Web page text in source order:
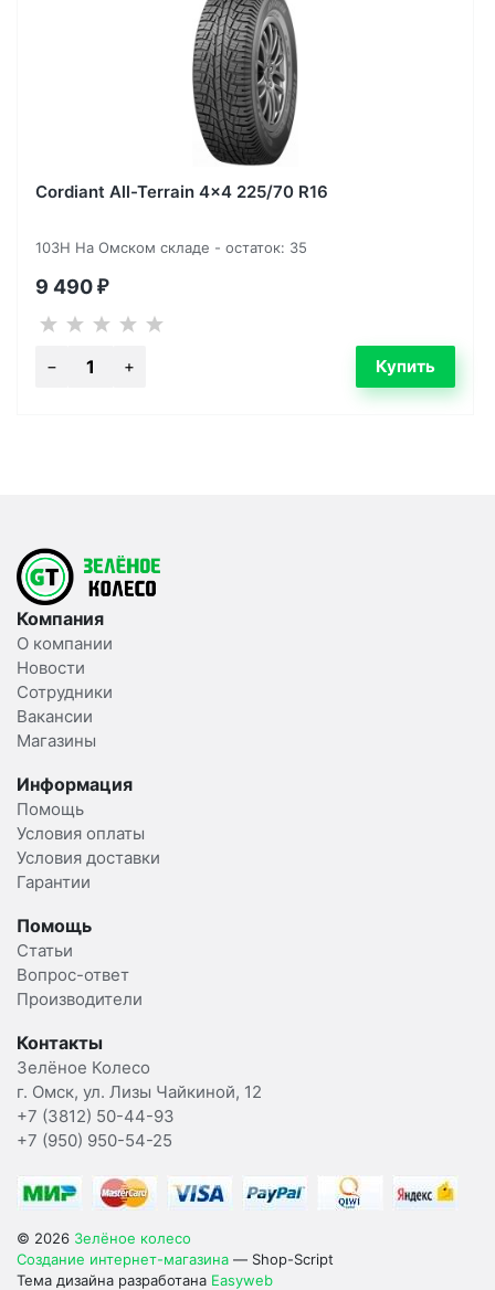
Cordiant All-Terrain 4x4 225/70 R16
103H На Омском складе - остаток: 35
9 490 ₽
Компания
О компании
Новости
Сотрудники
Вакансии
Магазины
Информация
Помощь
Условия оплаты
Условия доставки
Гарантии
Помощь
Статьи
Вопрос-ответ
Производители
Контакты
Зелёное Колесо
г. Омск, ул. Лизы Чайкиной, 12
+7 (3812) 50-44-93
+7 (950) 950-54-25
© 2026 Зелёное колесо
Создание интернет-магазина — Shop-Script
Тема дизайна разработана Easyweb